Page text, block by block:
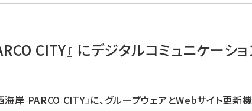
CITY』 にデジタルコミュニケー
岸 PARCO CITY」に、グループウェアとWebサイト更新